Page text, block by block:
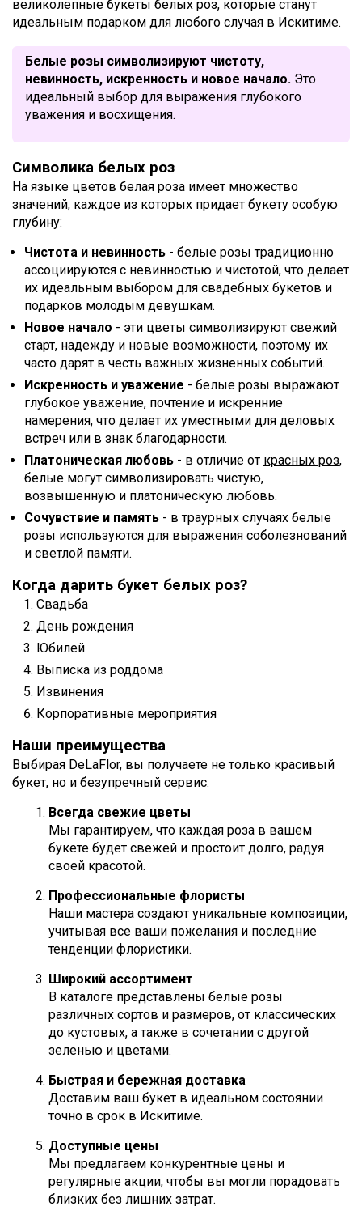
великолепные букеты белых роз, которые станут
идеальным подарком для любого случая в Искитиме.
Белые розы символизируют чистоту,
невинность, искренность и новое начало. Это
идеальный выбор для выражения глубокого
уважения и восхищения.
Символика белых роз
На языке цветов белая роза имеет множество
значений, каждое из которых придает букету особую
глубину:
Чистота и невинность - белые розы традиционно
ассоциируются с невинностью и чистотой, что делает
их идеальным выбором для свадебных букетов и
подарков молодым девушкам.
Новое начало - эти цветы символизируют свежий
старт, надежду и новые возможности, поэтому их
часто дарят в честь важных жизненных событий.
Искренность и уважение - белые розы выражают
глубокое уважение, почтение и искренние
намерения, что делает их уместными для деловых
встреч или в знак благодарности.
Платоническая любовь - в отличие от красных роз,
белые могут символизировать чистую,
возвышенную и платоническую любовь.
Сочувствие и память - в траурных случаях белые
розы используются для выражения соболезнований
и светлой памяти.
Когда дарить букет белых роз?
Свадьба
День рождения
Юбилей
Выписка из роддома
Извинения
Корпоративные мероприятия
Наши преимущества
Выбирая DeLaFlor, вы получаете не только красивый
букет, но и безупречный сервис:
Всегда свежие цветы
Мы гарантируем, что каждая роза в вашем
букете будет свежей и простоит долго, радуя
своей красотой.
Профессиональные флористы
Наши мастера создают уникальные композиции,
учитывая все ваши пожелания и последние
тенденции флористики.
Широкий ассортимент
В каталоге представлены белые розы
различных сортов и размеров, от классических
до кустовых, а также в сочетании с другой
зеленью и цветами.
Быстрая и бережная доставка
Доставим ваш букет в идеальном состоянии
точно в срок в Искитиме.
Доступные цены
Мы предлагаем конкурентные цены и
регулярные акции, чтобы вы могли порадовать
близких без лишних затрат.